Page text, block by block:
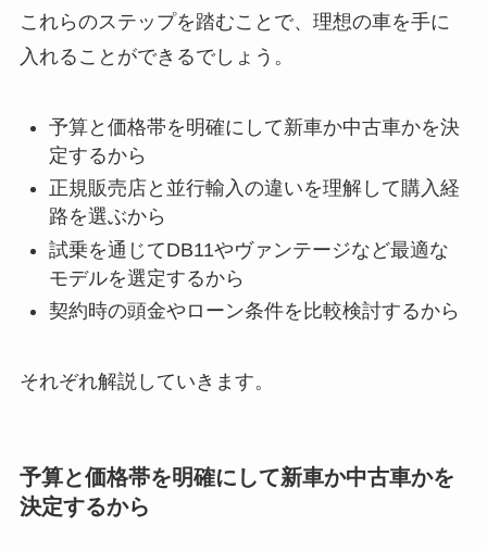
これらのステップを踏むことで、理想の車を手に
入れることができるでしょう。
予算と価格帯を明確にして新車か中古車かを決
定するから
正規販売店と並行輸入の違いを理解して購入経
路を選ぶから
試乗を通じてDB11やヴァンテージなど最適な
モデルを選定するから
契約時の頭金やローン条件を比較検討するから
それぞれ解説していきます。
予算と価格帯を明確にして新車か中古車かを
決定するから